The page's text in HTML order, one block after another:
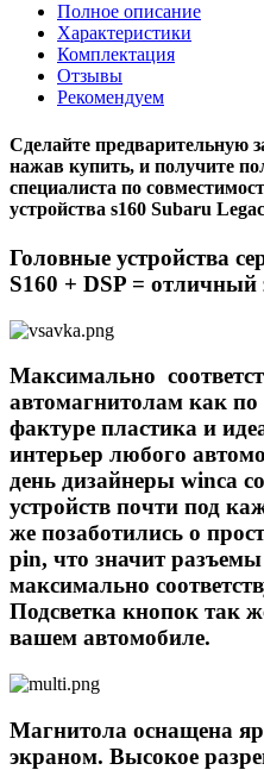
Полное описание
Характеристики
Комплектация
Отзывы
Рекомендуем
Сделайте предварительную
нажав купить, и получите
специалиста по
устройства s160 Subaru
Головные устройства
S160 + DSP = отличный
Максимально
автомагнитолам как по
фактуре пластика и
интерьер любого
день дизайнеры winca
устройств почти под
же позаботились о
pin, что значит
максимально
Подсветка кнопок так
вашем автомобиле.
Магнитола оснащена
экраном. Высокое